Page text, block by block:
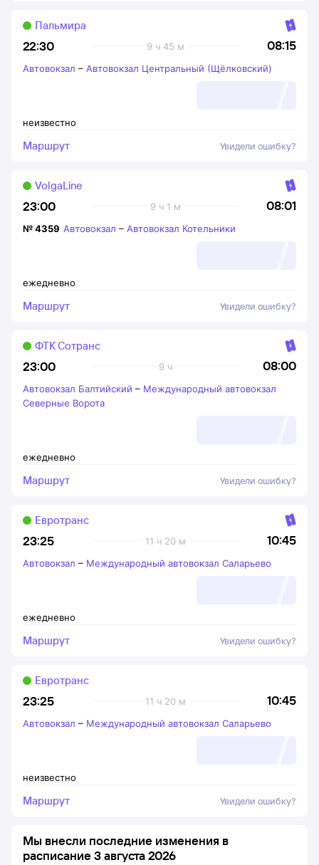
22:30 08:15
9 ч 45 м
Пальмира
неизвестно
Автовокзал – Автовокзал Центральный (Щёлковский)
Маршрут Увидели ошибку?
23:00 08:01
9 ч 1 м
VolgaLine
ежедневно
№4359 Автовокзал – Автовокзал Котельники
Маршрут Увидели ошибку?
23:00 08:00
9 ч
ФТК Сотранс
ежедневно
Автовокзал Балтийский – Международный автовокзал
Северные Ворота
Маршрут Увидели ошибку?
23:25 10:45
11 ч 20 м
Евротранс
ежедневно
Автовокзал – Международный автовокзал Саларьево
Маршрут Увидели ошибку?
23:25 10:45
11 ч 20 м
Евротранс
неизвестно
Автовокзал – Международный автовокзал Саларьево
Маршрут Увидели ошибку?
Мы внесли последние изменения в
расписание 3 августа 2026